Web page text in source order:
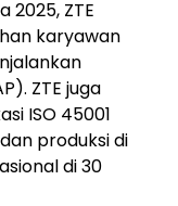
2025, ZTE
karyawan
ZTE juga
ISO 45001
produksi di
di 30